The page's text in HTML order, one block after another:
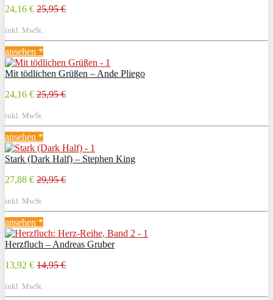
24,16 € 25,95 €
inkl. MwSt.
ansehen *
Mit tödlichen Grüßen – Ande Pliego
24,16 € 25,95 €
inkl. MwSt.
ansehen *
Stark (Dark Half) – Stephen King
27,88 € 29,95 €
inkl. MwSt.
ansehen *
Herzfluch – Andreas Gruber
13,92 € 14,95 €
inkl. MwSt.